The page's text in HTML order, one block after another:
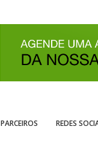
PARCEIROS REDES